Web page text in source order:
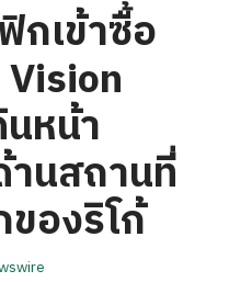
กเข้าซื้อ
หน้า
นสถานที่
ของริโก้